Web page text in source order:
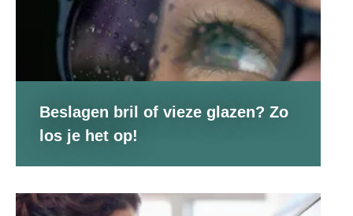
Beslagen bril of vieze glazen? Zo
los je het op!